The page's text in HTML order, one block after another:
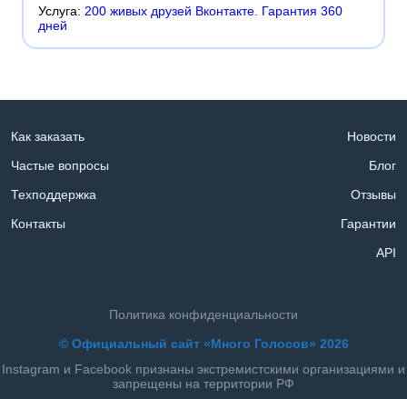
Услуга: 200 живых друзей Вконтакте. Гарантия 360
дней
Как заказать
Частые вопросы
Техподдержка
Контакты
Новости
Блог
Отзывы
Гарантии
API
Политика конфиденциальности
© Официальный сайт «Много Голосов» 2026
Instagram и Facebook признаны экстремистскими организациями и
запрещены на территории РФ